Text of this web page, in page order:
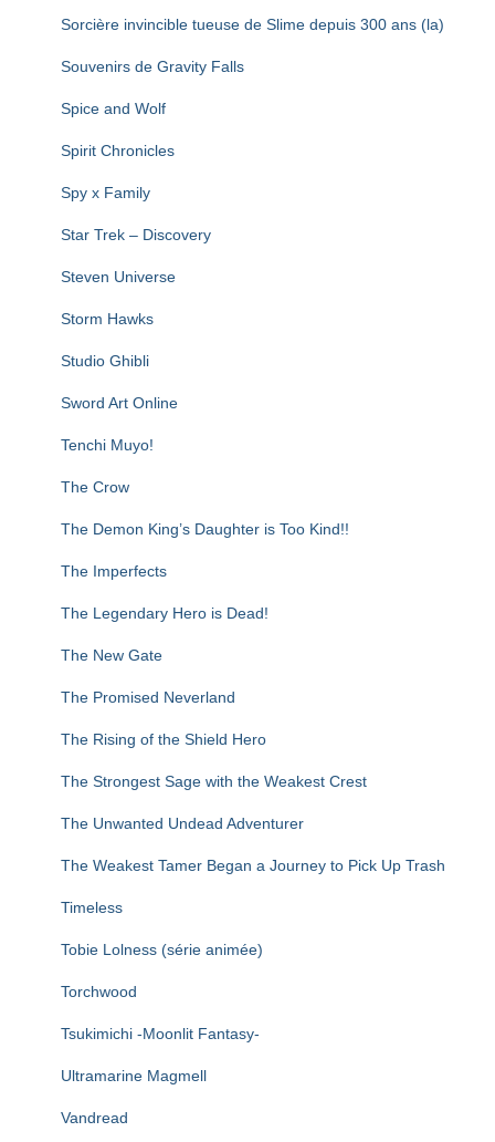
Sorcière invincible tueuse de Slime depuis 300 ans (la)
Souvenirs de Gravity Falls
Spice and Wolf
Spirit Chronicles
Spy x Family
Star Trek – Discovery
Steven Universe
Storm Hawks
Studio Ghibli
Sword Art Online
Tenchi Muyo!
The Crow
The Demon King’s Daughter is Too Kind!!
The Imperfects
The Legendary Hero is Dead!
The New Gate
The Promised Neverland
The Rising of the Shield Hero
The Strongest Sage with the Weakest Crest
The Unwanted Undead Adventurer
The Weakest Tamer Began a Journey to Pick Up Trash
Timeless
Tobie Lolness (série animée)
Torchwood
Tsukimichi -Moonlit Fantasy-
Ultramarine Magmell
Vandread